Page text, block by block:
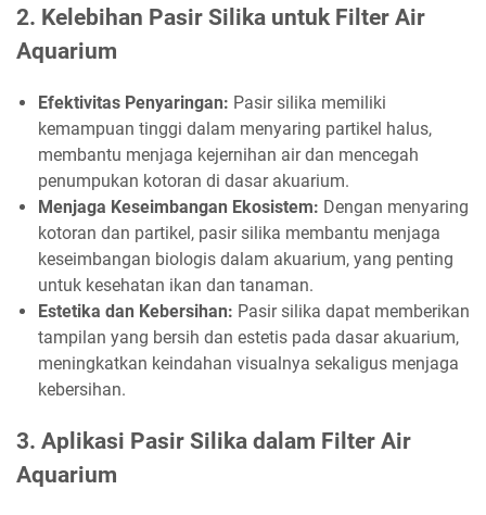
2. Kelebihan Pasir Silika untuk Filter Air
Aquarium
Efektivitas Penyaringan: Pasir silika memiliki
kemampuan tinggi dalam menyaring partikel halus,
membantu menjaga kejernihan air dan mencegah
penumpukan kotoran di dasar akuarium.
Menjaga Keseimbangan Ekosistem: Dengan menyaring
kotoran dan partikel, pasir silika membantu menjaga
keseimbangan biologis dalam akuarium, yang penting
untuk kesehatan ikan dan tanaman.
Estetika dan Kebersihan: Pasir silika dapat memberikan
tampilan yang bersih dan estetis pada dasar akuarium,
meningkatkan keindahan visualnya sekaligus menjaga
kebersihan.
3. Aplikasi Pasir Silika dalam Filter Air
Aquarium